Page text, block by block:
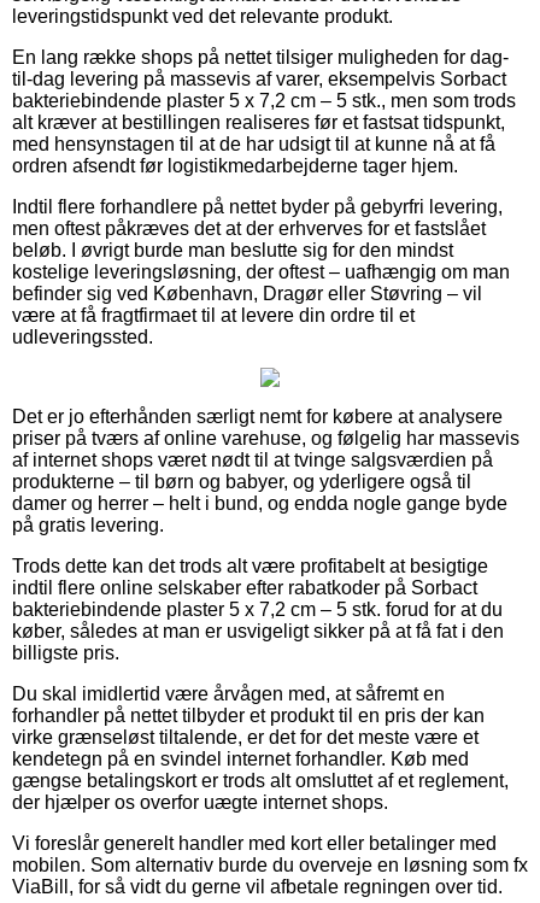
leveringstidspunkt ved det relevante produkt.
En lang række shops på nettet tilsiger muligheden for dag-
til-dag levering på massevis af varer, eksempelvis Sorbact
bakteriebindende plaster 5 x 7,2 cm – 5 stk., men som trods
alt kræver at bestillingen realiseres før et fastsat tidspunkt,
med hensynstagen til at de har udsigt til at kunne nå at få
ordren afsendt før logistikmedarbejderne tager hjem.
Indtil flere forhandlere på nettet byder på gebyrfri levering,
men oftest påkræves det at der erhverves for et fastslået
beløb. I øvrigt burde man beslutte sig for den mindst
kostelige leveringsløsning, der oftest – uafhængig om man
befinder sig ved København, Dragør eller Støvring – vil
være at få fragtfirmaet til at levere din ordre til et
udleveringssted.
Det er jo efterhånden særligt nemt for købere at analysere
priser på tværs af online varehuse, og følgelig har massevis
af internet shops været nødt til at tvinge salgsværdien på
produkterne – til børn og babyer, og yderligere også til
damer og herrer – helt i bund, og endda nogle gange byde
på gratis levering.
Trods dette kan det trods alt være profitabelt at besigtige
indtil flere online selskaber efter rabatkoder på Sorbact
bakteriebindende plaster 5 x 7,2 cm – 5 stk. forud for at du
køber, således at man er usvigeligt sikker på at få fat i den
billigste pris.
Du skal imidlertid være årvågen med, at såfremt en
forhandler på nettet tilbyder et produkt til en pris der kan
virke grænseløst tiltalende, er det for det meste være et
kendetegn på en svindel internet forhandler. Køb med
gængse betalingskort er trods alt omsluttet af et reglement,
der hjælper os overfor uægte internet shops.
Vi foreslår generelt handler med kort eller betalinger med
mobilen. Som alternativ burde du overveje en løsning som fx
ViaBill, for så vidt du gerne vil afbetale regningen over tid.